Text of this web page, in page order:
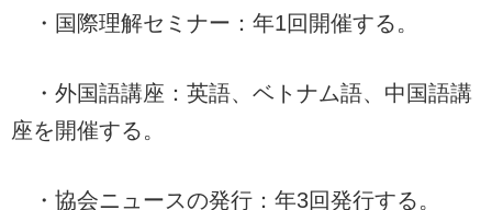
・国際理解セミナー：年1回開催する。
・外国語講座：英語、ベトナム語、中国語講
座を開催する。
・協会ニュースの発行：年3回発行する。